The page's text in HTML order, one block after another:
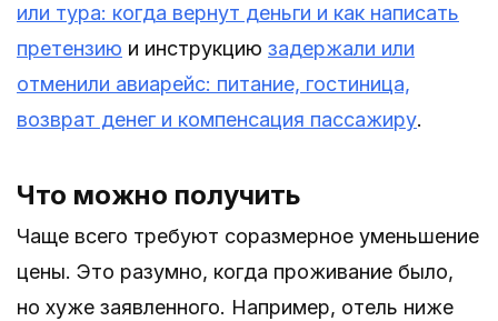
или тура: когда вернут деньги и как написать
претензию и инструкцию задержали или
отменили авиарейс: питание, гостиница,
возврат денег и компенсация пассажиру.
Что можно получить
Чаще всего требуют соразмерное уменьшение
цены. Это разумно, когда проживание было,
но хуже заявленного. Например, отель ниже